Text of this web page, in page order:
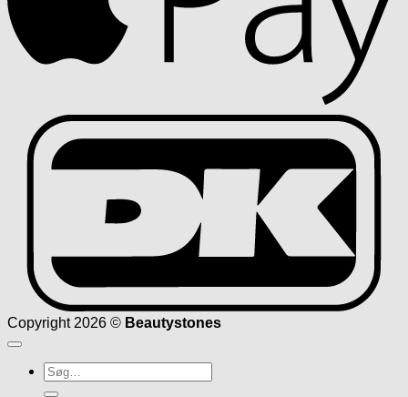
Copyright 2026 © Beautystones
Søg
efter: